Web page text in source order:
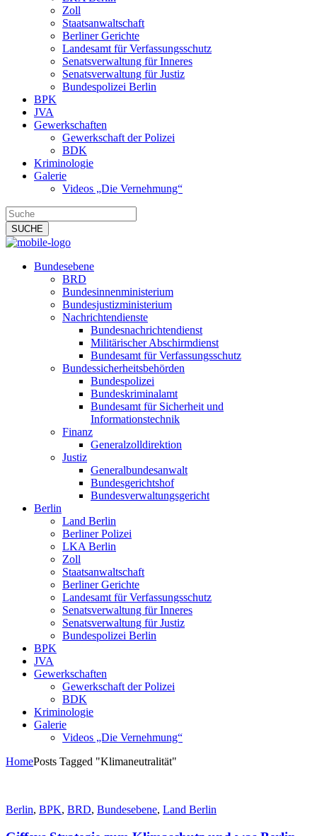
Zoll
Staatsanwaltschaft
Berliner Gerichte
Landesamt für Verfassungsschutz
Senatsverwaltung für Inneres
Senatsverwaltung für Justiz
Bundespolizei Berlin
BPK
JVA
Gewerkschaften
Gewerkschaft der Polizei
BDK
Kriminologie
Galerie
Videos „Die Vernehmung“
Bundesebene
BRD
Bundesinnenministerium
Bundesjustizministerium
Nachrichtendienste
Bundesnachrichtendienst
Militärischer Abschirmdienst
Bundesamt für Verfassungsschutz
Bundessicherheitsbehörden
Bundespolizei
Bundeskriminalamt
Bundesamt für Sicherheit und
Informationstechnik
Finanz
Generalzolldirektion
Justiz
Generalbundesanwalt
Bundesgerichtshof
Bundesverwaltungsgericht
Berlin
Land Berlin
Berliner Polizei
LKA Berlin
Zoll
Staatsanwaltschaft
Berliner Gerichte
Landesamt für Verfassungsschutz
Senatsverwaltung für Inneres
Senatsverwaltung für Justiz
Bundespolizei Berlin
BPK
JVA
Gewerkschaften
Gewerkschaft der Polizei
BDK
Kriminologie
Galerie
Videos „Die Vernehmung“
HomePosts Tagged "Klimaneutralität"
Berlin, BPK, BRD, Bundesebene, Land Berlin